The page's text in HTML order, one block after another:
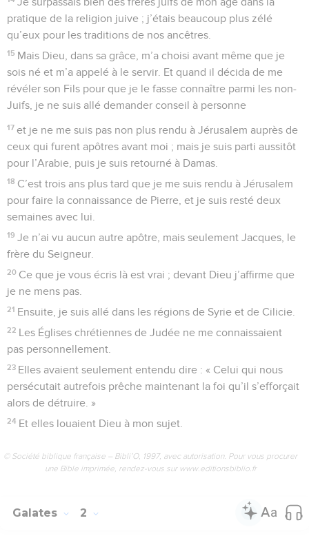
pratique de la religion juive ; j’étais beaucoup plus zélé
qu’eux pour les traditions de nos ancêtres.
15 Mais Dieu, dans sa grâce, m’a choisi avant même que je
sois né et m’a appelé à le servir. Et quand il décida de me
révéler son Fils pour que je le fasse connaître parmi les non-
Juifs, je ne suis allé demander conseil à personne
17 et je ne me suis pas non plus rendu à Jérusalem auprès de
ceux qui furent apôtres avant moi ; mais je suis parti aussitôt
pour l’Arabie, puis je suis retourné à Damas.
18 C’est trois ans plus tard que je me suis rendu à Jérusalem
pour faire la connaissance de Pierre, et je suis resté deux
semaines avec lui.
19 Je n’ai vu aucun autre apôtre, mais seulement Jacques, le
frère du Seigneur.
20 Ce que je vous écris là est vrai ; devant Dieu j’affirme que
je ne mens pas.
21 Ensuite, je suis allé dans les régions de Syrie et de Cilicie.
22 Les Églises chrétiennes de Judée ne me connaissaient
pas personnellement.
23 Elles avaient seulement entendu dire : « Celui qui nous
persécutait autrefois prêche maintenant la foi qu’il s’efforçait
alors de détruire. »
24 Et elles louaient Dieu à mon sujet.
© Société biblique française – Bibli’O, 1997, avec autorisation. Pour vous procurer
une Bible imprimée, rendez-vous sur www.editionsbiblio.fr
Galates 2